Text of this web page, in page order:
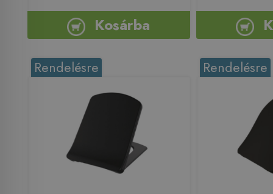
Kosárba
Rendelésre Rendelésre